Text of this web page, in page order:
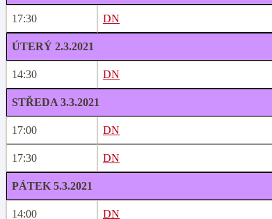
17:30 DN
ÚTERÝ 2.3.2021
14:30 DN
STŘEDA 3.3.2021
17:00 DN
17:30 DN
PÁTEK 5.3.2021
14:00 DN